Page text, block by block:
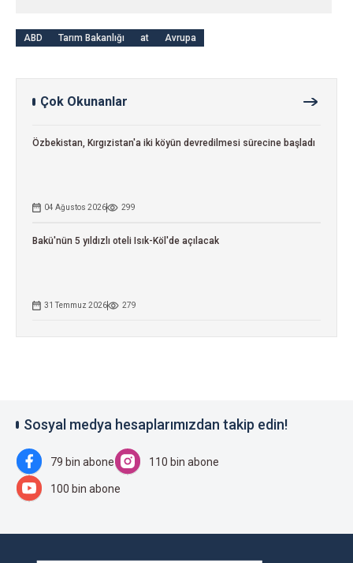
ABD Tarım Bakanlığı at Avrupa
Çok Okunanlar
Özbekistan, Kırgızistan'a iki köyün devredilmesi sürecine başladı
04 Ağustos 2026 299
Bakü'nün 5 yıldızlı oteli Isık-Köl'de açılacak
31 Temmuz 2026 279
Sosyal medya hesaplarımızdan takip edin!
79 bin abone 110 bin abone
100 bin abone